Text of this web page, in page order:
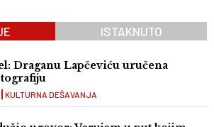
ISTAKNUTO
Draganu Lapčeviću uručena
KULTURNA DEŠAVANJA